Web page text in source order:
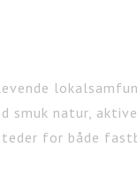
smuk natur,
for både